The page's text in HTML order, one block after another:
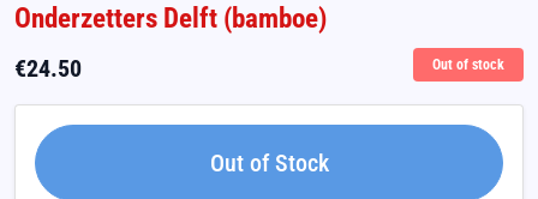
Onderzetters Delft (bamboe)
€24.50 Out of stock
Out of Stock